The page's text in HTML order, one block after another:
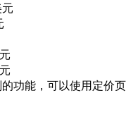
功能，可以使用定价页